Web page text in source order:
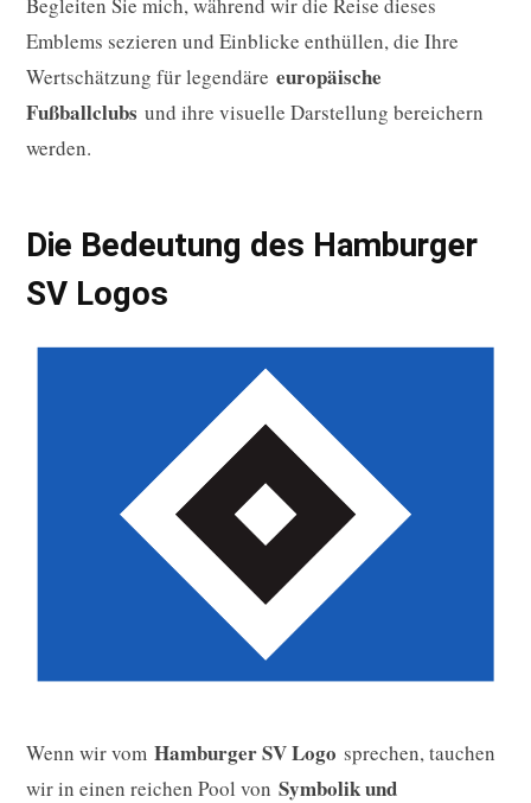
Emblems sezieren und Einblicke enthüllen, die Ihre
Wertschätzung für legendäre europäische
Fußballclubs und ihre visuelle Darstellung bereichern
werden.
Die Bedeutung des Hamburger
SV Logos
Wenn wir vom Hamburger SV Logo sprechen, tauchen
wir in einen reichen Pool von Symbolik und